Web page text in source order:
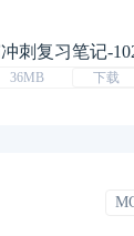
刺复习笔记-
36MB 下载